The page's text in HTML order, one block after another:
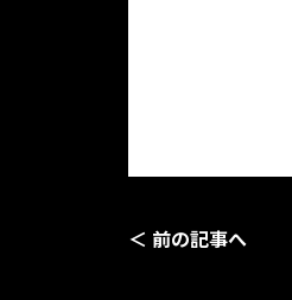
＜ 前の記事へ